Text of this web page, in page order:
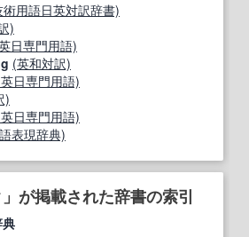
用語日英対訳辞書)
)
日専門用語)
(英和対訳)
日専門用語)
)
日専門用語)
表現辞典)
」が掲載された辞書の索引